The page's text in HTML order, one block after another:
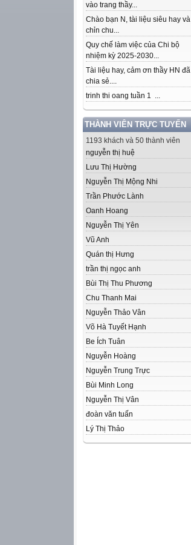
vào trang thầy...
Chào bạn N, tài liệu siêu hay và
chỉn chu...
Quy chế làm việc của Chi bộ
nhiệm kỳ 2025-2030...
Tài liệu hay, cảm ơn thầy HN đã
chia sẻ....
trinh thi oang tuần 1 ...
THÀNH VIÊN TRỰC TUYẾN
1193 khách và 50 thành viên
nguyễn thị huệ
Lưu Thị Hường
Nguyễn Thị Mộng Nhi
Trần Phước Lành
Oanh Hoang
Nguyễn Thị Yên
Vũ Anh
Quán thị Hưng
trần thị ngọc anh
Bùi Thị Thu Phương
Chu Thanh Mai
Nguyễn Thảo Vân
Võ Hà Tuyết Hạnh
Be Ích Tuân
Nguyễn Hoàng
Nguyễn Trung Trực
Bùi Minh Long
Nguyễn Thị Vân
đoàn văn tuấn
Lý Thị Thảo